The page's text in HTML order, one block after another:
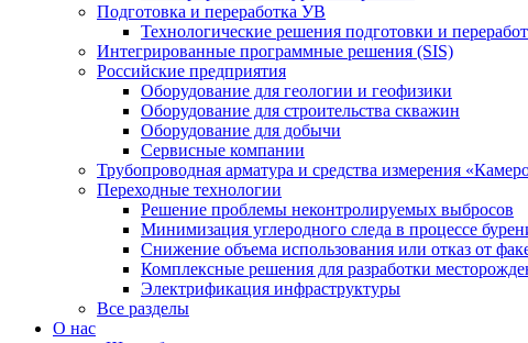
Подготовка и переработка УВ
Технологические решения подготовки и
Интегрированные программные решения (SIS)
Российские предприятия
Оборудование для геологии и геофизики
Оборудование для строительства скважин
Оборудование для добычи
Сервисные компании
Трубопроводная арматура и средства измерения
Переходные технологии
Решение проблемы неконтролируемых выбросов
Минимизация углеродного следа в процессе
Снижение объема использования или отказ от
Комплексные решения для разработки
Электрификация инфраструктуры
Все разделы
О нас